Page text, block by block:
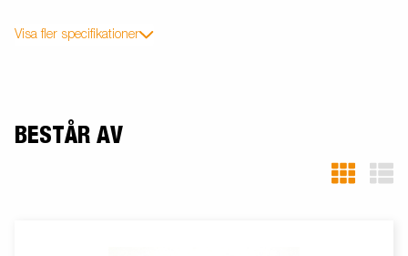
Visa fler specifikationer
BESTÅR AV